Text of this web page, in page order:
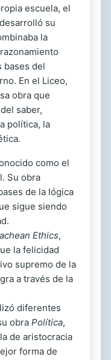
escuela, el
su
la
bases del
En el Liceo,
obra que
saber,
política, la
como el
Su obra
de la lógica
sigue siendo
Ethics,
la felicidad
supremo de la
a través de la
diferentes
obra Política,
de aristocracia
forma de